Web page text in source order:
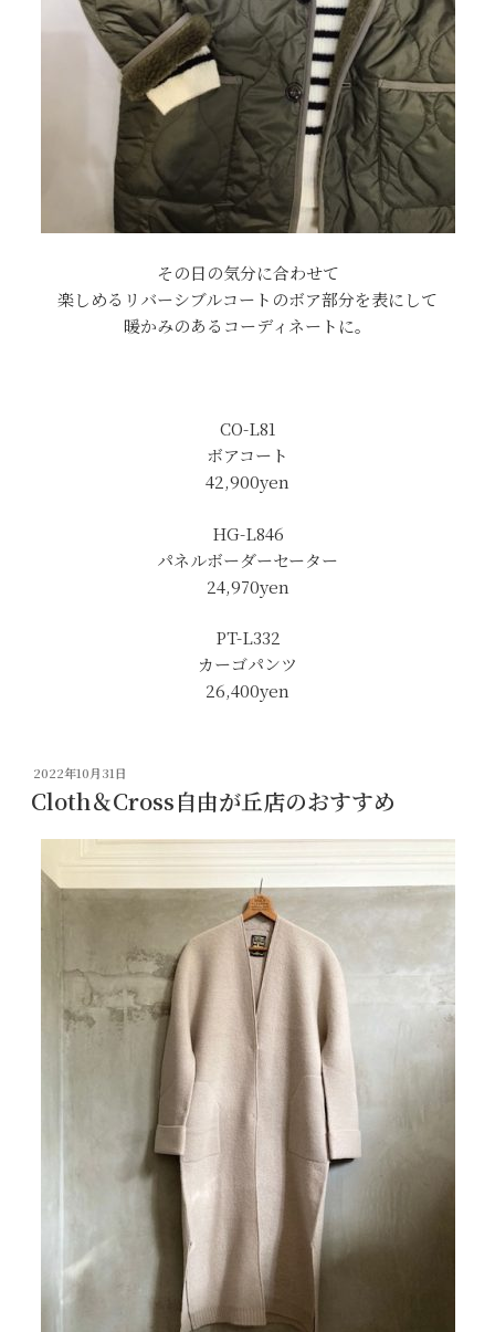
その日の気分に合わせて
楽しめるリバーシブルコートのボア部分を表にして
暖かみのあるコーディネートに。
CO-L81
ボアコート
42,900yen
HG-L846
パネルボーダーセーター
24,970yen
PT-L332
カーゴパンツ
26,400yen
投
稿
日:
2022年10月31日
Cloth＆Cross自由が丘店のおすすめ